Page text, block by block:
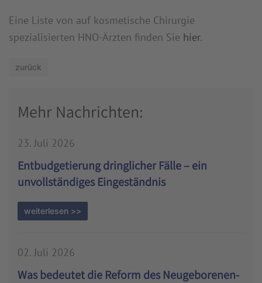
Eine Liste von auf kosmetische Chirurgie
spezialisierten HNO-Ärzten finden Sie hier.
zurück
Mehr Nachrichten:
23. Juli 2026
Entbudgetierung dringlicher Fälle – ein
unvollständiges Eingeständnis
weiterlesen >>
02. Juli 2026
Was bedeutet die Reform des Neugeborenen-